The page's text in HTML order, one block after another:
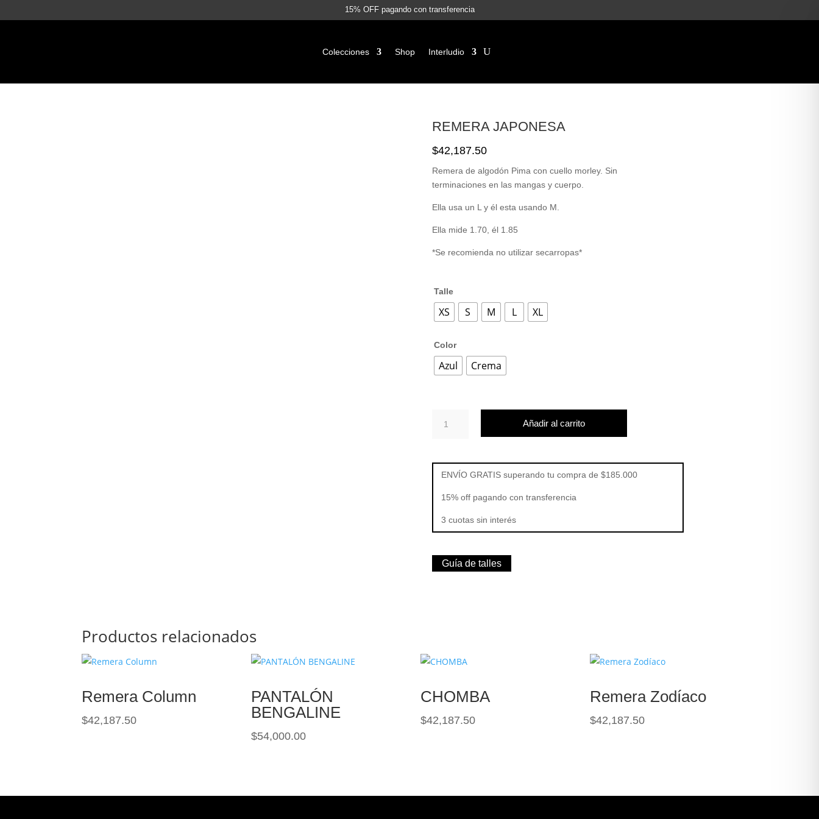
15% OFF pagando con transferencia
Colecciones Shop Interludio
REMERA JAPONESA
$42,187.50
Remera de algodón Pima con cuello morley. Sin
terminaciones en las mangas y cuerpo.
Ella usa un L y él esta usando M.
Ella mide 1.70, él 1.85
*Se recomienda no utilizar secarropas*
Talle
XS S M L XL
Color
Azul Crema
JAPONESA
Añadir al carrito
ENVÍO GRATIS superando tu compra de $185.000
15% off pagando con transferencia
3 cuotas sin interés
Guía de talles
Productos relacionados
Remera Column
$42,187.50
PANTALÓN
BENGALINE
$54,000.00
CHOMBA
$42,187.50
Remera Zodíaco
$42,187.50